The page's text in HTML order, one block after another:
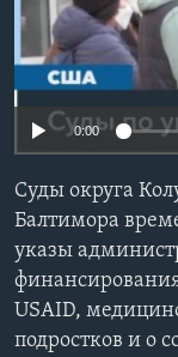
Learning English
СОЦИАЛЬНЫЕ СЕТИ
Языки
No
0:00
Суды округа
Балтимора
указы
USAID,
подростков и о